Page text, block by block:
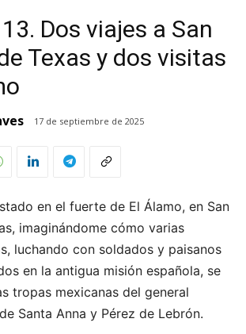
Dos viajes a San
Texas y dos visitas
17 de septiembre de 2025
en el fuerte de El Álamo, en San
imaginándome cómo varias
luchando con soldados y paisanos
en la antigua misión española, se
tropas mexicanas del general
Santa Anna y Pérez de Lebrón.